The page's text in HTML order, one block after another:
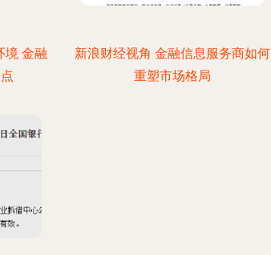
境 金融
新浪财经视角 金融信息服务商如何
重塑市场格局